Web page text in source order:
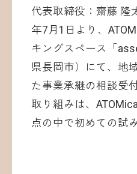
代表取締役：齋藤 隆
年7月1日より、
キングスペース「
県長岡市）にて、地
た事業承継の相談受
取り組みは、
点の中で初めての試